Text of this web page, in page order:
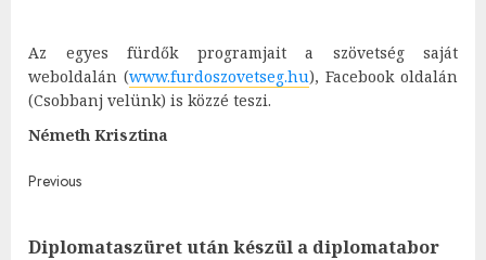
Az egyes fürdők programjait a szövetség saját
weboldalán (www.furdoszovetseg.hu), Facebook oldalán
(Csobbanj velünk) is közzé teszi.
Németh Krisztina
Post
navigation
Previous
Diplomataszüret után készül a diplomatabor